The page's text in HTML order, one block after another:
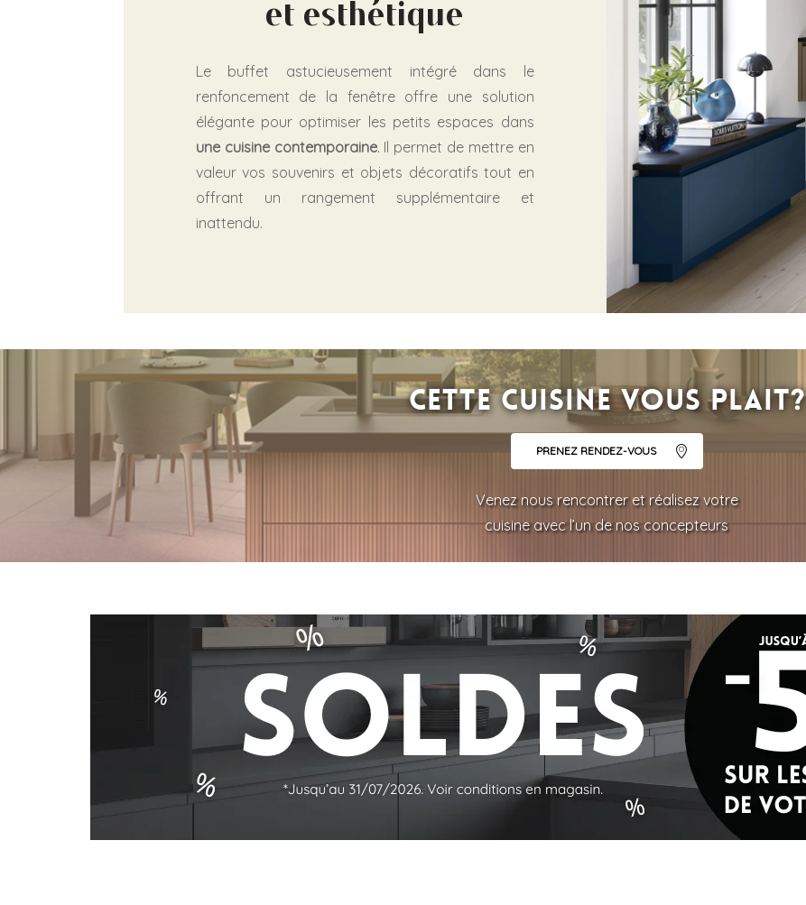
et esthétique
Le buffet astucieusement intégré dans le
renfoncement de la fenêtre offre une solution
élégante pour optimiser les petits espaces dans
une cuisine contemporaine. Il permet de mettre en
valeur vos souvenirs et objets décoratifs tout en
offrant un rangement supplémentaire et
inattendu.
Cette cuisine vous plait?
PRENEZ RENDEZ-VOUS
Venez nous rencontrer et réalisez votre
cuisine avec l’un de nos concepteurs